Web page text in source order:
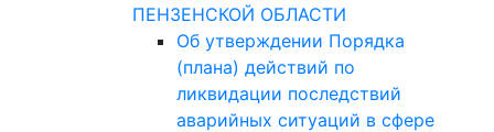
ПЕНЗЕНСКОЙ ОБЛАСТИ
Об утверждении Порядка
(плана) действий по
ликвидации последствий
аварийных ситуаций в сфере